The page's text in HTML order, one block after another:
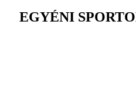
EGYÉNI